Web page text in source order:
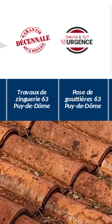
Travaux de
zinguerie 63
Puy-de-Dôme
Pose de
gouttières 63
Puy-de-Dôme